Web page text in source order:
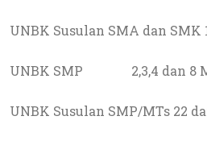
UNBK Susulan SMA dan SMK
UNBK SMP 2,3,4 dan 8
UNBK Susulan SMP/MTs 22